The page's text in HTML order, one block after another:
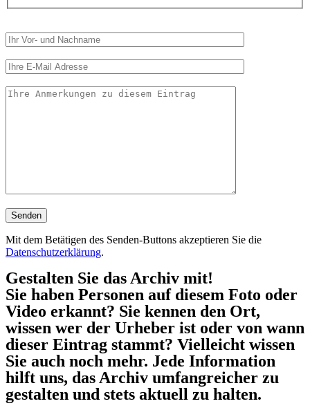
Mit dem Betätigen des Senden-Buttons akzeptieren Sie die
Datenschutzerklärung.
Gestalten Sie das Archiv mit!
Sie haben Personen auf diesem Foto oder
Video erkannt? Sie kennen den Ort,
wissen wer der Urheber ist oder von wann
dieser Eintrag stammt? Vielleicht wissen
Sie auch noch mehr. Jede Information
hilft uns, das Archiv umfangreicher zu
gestalten und stets aktuell zu halten.